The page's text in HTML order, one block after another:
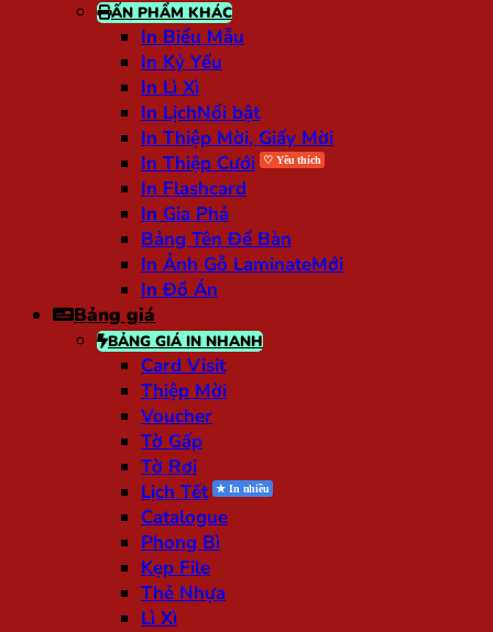
ẤN PHẨM KHÁC
In Biểu Mẫu
In Kỷ Yếu
In Lì Xì
In Lịch
In Thiệp Mời, Giấy Mời
In Thiệp Cưới
In Flashcard
In Gia Phả
Bảng Tên Để Bàn
In Ảnh Gỗ Laminate
In Đồ Án
Bảng giá
BẢNG GIÁ IN NHANH
Card Visit
Thiệp Mời
Voucher
Tờ Gấp
Tờ Rơi
Lịch Tết
Catalogue
Phong Bì
Kẹp File
Thẻ Nhựa
Lì Xì